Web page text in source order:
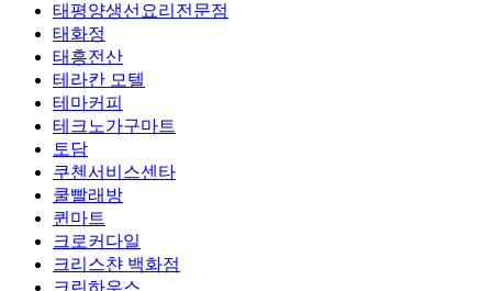
태평양생선요리전문점
태화정
태흥전산
테라칸 모텔
테마커피
테크노가구마트
토담
쿠첸서비스센타
쿨빨래방
퀸마트
크로커다일
크리스챤 백화점